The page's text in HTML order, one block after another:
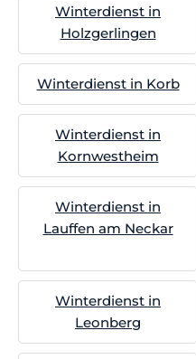
Winterdienst in
Holzgerlingen
Winterdienst in Korb
Winterdienst in
Kornwestheim
Winterdienst in
Lauffen am Neckar
Winterdienst in
Leonberg